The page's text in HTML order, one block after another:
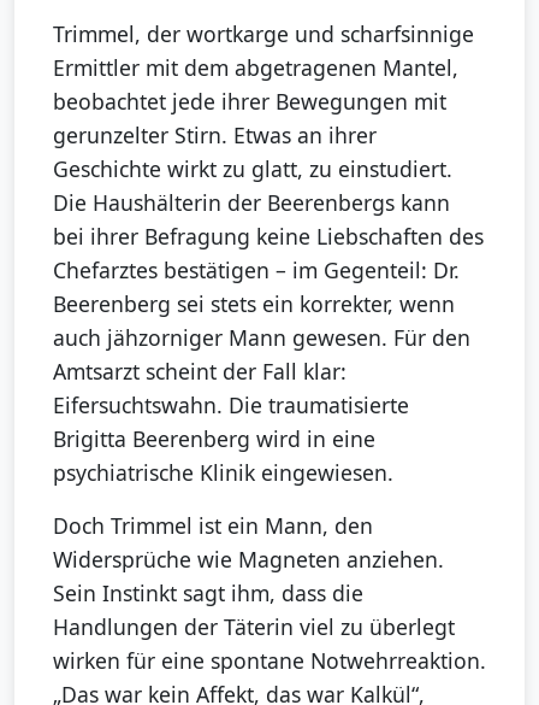
Trimmel, der wortkarge und scharfsinnige
Ermittler mit dem abgetragenen Mantel,
beobachtet jede ihrer Bewegungen mit
gerunzelter Stirn. Etwas an ihrer
Geschichte wirkt zu glatt, zu einstudiert.
Die Haushälterin der Beerenbergs kann
bei ihrer Befragung keine Liebschaften des
Chefarztes bestätigen – im Gegenteil: Dr.
Beerenberg sei stets ein korrekter, wenn
auch jähzorniger Mann gewesen. Für den
Amtsarzt scheint der Fall klar:
Eifersuchtswahn. Die traumatisierte
Brigitta Beerenberg wird in eine
psychiatrische Klinik eingewiesen.
Doch Trimmel ist ein Mann, den
Widersprüche wie Magneten anziehen.
Sein Instinkt sagt ihm, dass die
Handlungen der Täterin viel zu überlegt
wirken für eine spontane Notwehrreaktion.
„Das war kein Affekt, das war Kalkül“,